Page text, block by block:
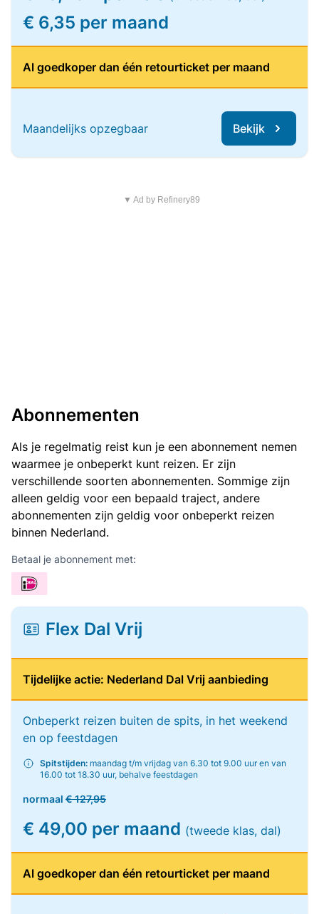
€ 6,35 per maand
Al goedkoper dan één retourticket per maand
Maandelijks opzegbaar Bekijk
▼ Ad by Refinery89
Abonnementen
Als je regelmatig reist kun je een abonnement nemen
waarmee je onbeperkt kunt reizen. Er zijn
verschillende soorten abonnementen. Sommige zijn
alleen geldig voor een bepaald traject, andere
abonnementen zijn geldig voor onbeperkt reizen
binnen Nederland.
Betaal je abonnement met:
Flex Dal Vrij
Tijdelijke actie: Nederland Dal Vrij aanbieding
Onbeperkt reizen buiten de spits, in het weekend
en op feestdagen
Spitstijden: maandag t/m vrijdag van 6.30 tot 9.00 uur en van
16.00 tot 18.30 uur, behalve feestdagen
normaal € 127,95
€ 49,00 per maand (tweede klas, dal)
Al goedkoper dan één retourticket per maand